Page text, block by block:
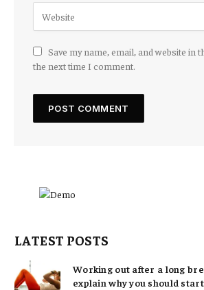
Save my name, email, and website in
the next time I comment.
LATEST POSTS
Working out after a long
explain why you should